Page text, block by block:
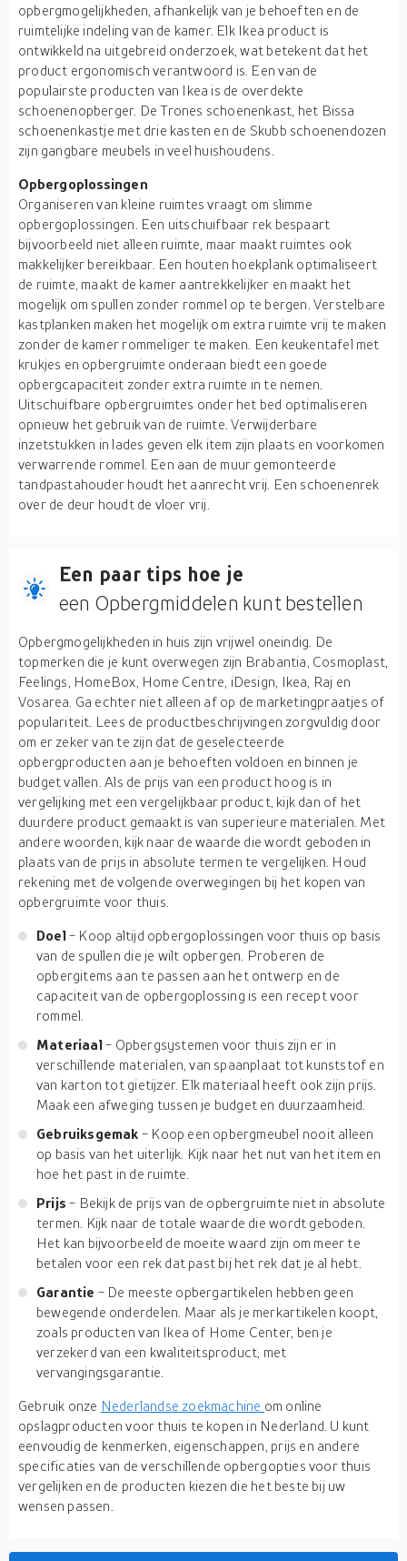
opbergmogelijkheden, afhankelijk van je behoeften en de
ruimtelijke indeling van de kamer. Elk Ikea product is
ontwikkeld na uitgebreid onderzoek, wat betekent dat het
product ergonomisch verantwoord is. Een van de
populairste producten van Ikea is de overdekte
schoenenopberger. De Trones schoenenkast, het Bissa
schoenenkastje met drie kasten en de Skubb schoenendozen
zijn gangbare meubels in veel huishoudens.
Opbergoplossingen
Organiseren van kleine ruimtes vraagt om slimme
opbergoplossingen. Een uitschuifbaar rek bespaart
bijvoorbeeld niet alleen ruimte, maar maakt ruimtes ook
makkelijker bereikbaar. Een houten hoekplank optimaliseert
de ruimte, maakt de kamer aantrekkelijker en maakt het
mogelijk om spullen zonder rommel op te bergen. Verstelbare
kastplanken maken het mogelijk om extra ruimte vrij te maken
zonder de kamer rommeliger te maken. Een keukentafel met
krukjes en opbergruimte onderaan biedt een goede
opbergcapaciteit zonder extra ruimte in te nemen.
Uitschuifbare opbergruimtes onder het bed optimaliseren
opnieuw het gebruik van de ruimte. Verwijderbare
inzetstukken in lades geven elk item zijn plaats en voorkomen
verwarrende rommel. Een aan de muur gemonteerde
tandpastahouder houdt het aanrecht vrij. Een schoenenrek
over de deur houdt de vloer vrij.
Een paar tips hoe je
een Opbergmiddelen kunt bestellen
Opbergmogelijkheden in huis zijn vrijwel oneindig. De
topmerken die je kunt overwegen zijn Brabantia, Cosmoplast,
Feelings, HomeBox, Home Centre, iDesign, Ikea, Raj en
Vosarea. Ga echter niet alleen af op de marketingpraatjes of
populariteit. Lees de productbeschrijvingen zorgvuldig door
om er zeker van te zijn dat de geselecteerde
opbergproducten aan je behoeften voldoen en binnen je
budget vallen. Als de prijs van een product hoog is in
vergelijking met een vergelijkbaar product, kijk dan of het
duurdere product gemaakt is van superieure materialen. Met
andere woorden, kijk naar de waarde die wordt geboden in
plaats van de prijs in absolute termen te vergelijken. Houd
rekening met de volgende overwegingen bij het kopen van
opbergruimte voor thuis.
Doel- Koop altijd opbergoplossingen voor thuis op basis
van de spullen die je wilt opbergen. Proberen de
opbergitems aan te passen aan het ontwerp en de
capaciteit van de opbergoplossing is een recept voor
rommel.
Materiaal- Opbergsystemen voor thuis zijn er in
verschillende materialen, van spaanplaat tot kunststof en
van karton tot gietijzer. Elk materiaal heeft ook zijn prijs.
Maak een afweging tussen je budget en duurzaamheid.
Gebruiksgemak - Koop een opbergmeubel nooit alleen
op basis van het uiterlijk. Kijk naar het nut van het item en
hoe het past in de ruimte.
Prijs- Bekijk de prijs van de opbergruimte niet in absolute
termen. Kijk naar de totale waarde die wordt geboden.
Het kan bijvoorbeeld de moeite waard zijn om meer te
betalen voor een rek dat past bij het rek dat je al hebt.
Garantie - De meeste opbergartikelen hebben geen
bewegende onderdelen. Maar als je merkartikelen koopt,
zoals producten van Ikea of Home Center, ben je
verzekerd van een kwaliteitsproduct, met
vervangingsgarantie.
Gebruik onze Nederlandse zoekmachine om online
opslagproducten voor thuis te kopen in Nederland. U kunt
eenvoudig de kenmerken, eigenschappen, prijs en andere
specificaties van de verschillende opbergopties voor thuis
vergelijken en de producten kiezen die het beste bij uw
wensen passen.